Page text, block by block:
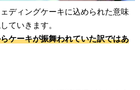
ディングケーキに込められた意味
ていきます。
ケーキが振舞われていた訳ではあ